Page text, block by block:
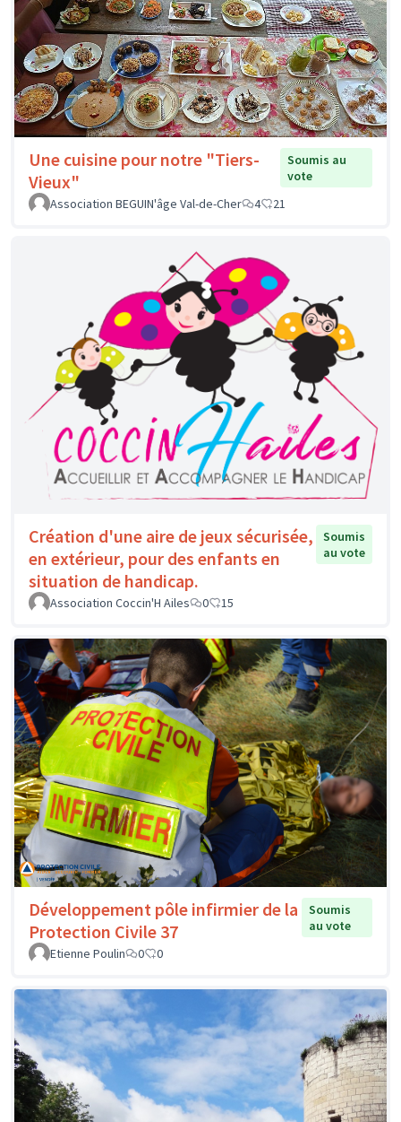
Une cuisine pour notre "Tiers-
Vieux"
Soumis au
vote
Association BEGUIN'âge Val-de-Cher
4 21
Création d'une aire de jeux sécurisée,
en extérieur, pour des enfants en
situation de handicap.
Soumis
au vote
Association Coccin'H Ailes 0 15
Développement pôle infirmier de la
Protection Civile 37
Soumis
au vote
Etienne Poulin
0 0